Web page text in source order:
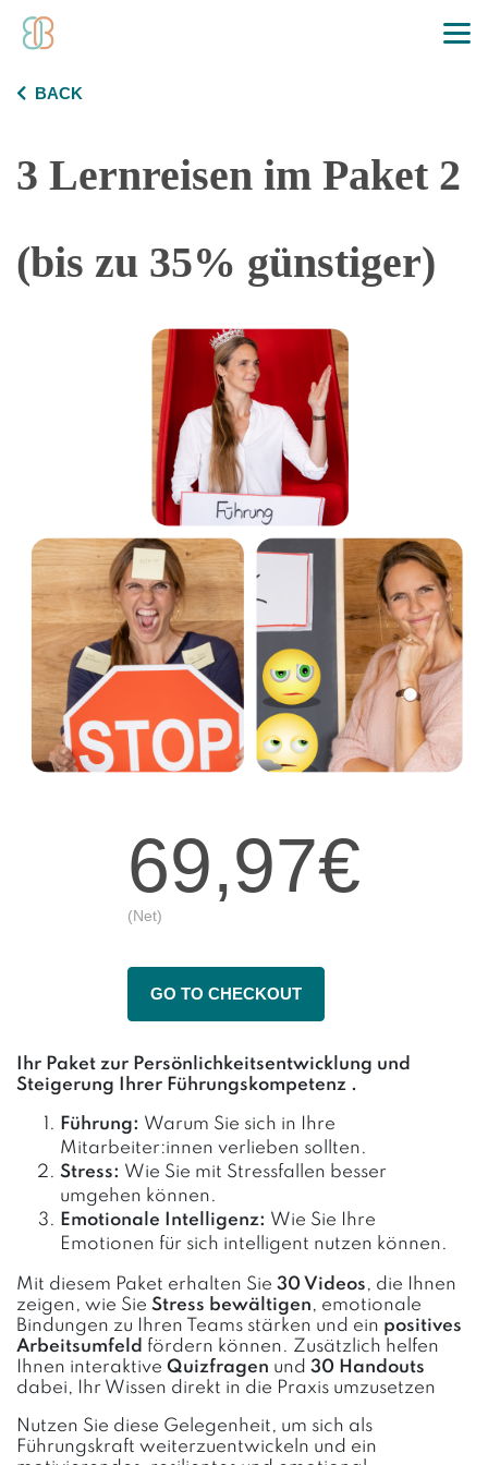
BACK
3 Lernreisen im Paket 2
(bis zu 35% günstiger)
69,97€
(Net)
GO TO CHECKOUT
Ihr Paket zur Persönlichkeitsentwicklung und
Steigerung Ihrer Führungskompetenz .
Führung: Warum Sie sich in Ihre
Mitarbeiter:innen verlieben sollten.
Stress: Wie Sie mit Stressfallen besser
umgehen können.
Emotionale Intelligenz: Wie Sie Ihre
Emotionen für sich intelligent nutzen können.
Mit diesem Paket erhalten Sie 30 Videos, die Ihnen
zeigen, wie Sie Stress bewältigen, emotionale
Bindungen zu Ihren Teams stärken und ein positives
Arbeitsumfeld fördern können. Zusätzlich helfen
Ihnen interaktive Quizfragen und 30 Handouts
dabei, Ihr Wissen direkt in die Praxis umzusetzen
Nutzen Sie diese Gelegenheit, um sich als
Führungskraft weiterzuentwickeln und ein